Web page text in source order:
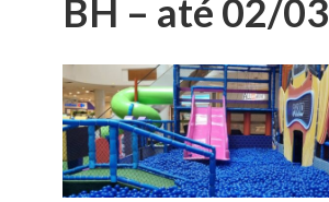
BH – até 02/03